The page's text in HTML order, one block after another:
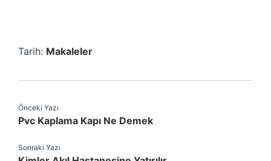
Tarih: Makaleler
Önceki Yazı
Pvc Kaplama Kapı Ne Demek
Sonraki Yazı